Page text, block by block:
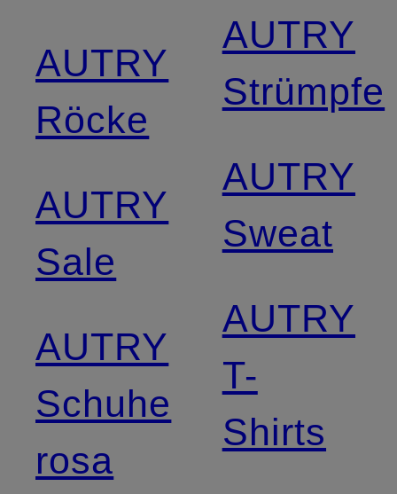
AUTRY
Röcke
AUTRY
Sale
AUTRY
Schuhe
rosa
AUTRY
Strümpfe
AUTRY
Sweat
AUTRY
T-
Shirts